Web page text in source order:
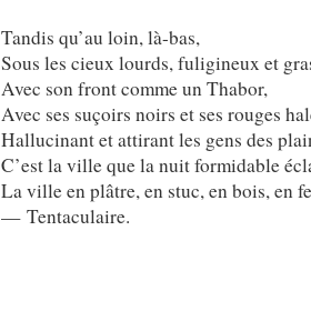
Tandis qu’au loin, là-bas,
Sous les cieux lourds, fuligineux et
Avec son front comme un Thabor,
Avec ses suçoirs noirs et ses rouges
Hallucinant et attirant les gens des
C’est la ville que la nuit formidable
La ville en plâtre, en stuc, en bois, en
— Tentaculaire.